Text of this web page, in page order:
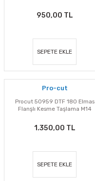
950,00 TL
SEPETE EKLE
Pro-cut
Procut 50959 DTF 180 Elmas
Flanşlı Kesme Taşlama M14
1.350,00 TL
SEPETE EKLE